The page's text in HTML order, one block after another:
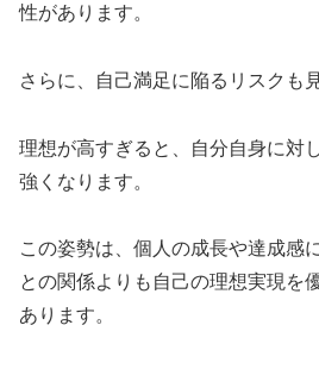
性があります。
さらに、自己満足に陥るリスクも
理想が高すぎると、自分自身に対
強くなります。
この姿勢は、個人の成長や達成感
との関係よりも自己の理想実現を
あります。